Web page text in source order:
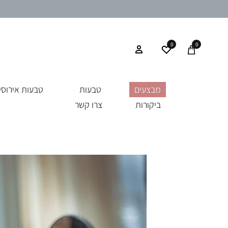
0
0
מבצעים טבעות טבעות
ביקורות
צרו קשר